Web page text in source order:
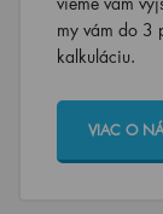
my vám do 3
kalkuláciu.
VIAC O